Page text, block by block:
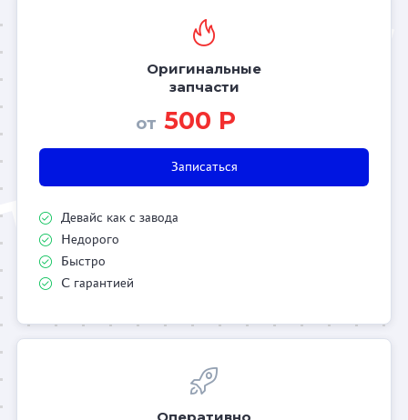
Оригинальные
запчасти
от 500 Р
Записаться
Девайс как с завода
Недорого
Быстро
С гарантией